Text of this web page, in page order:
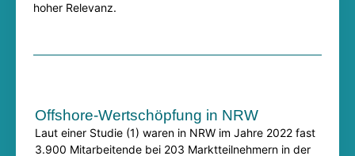
hoher Relevanz.
Offshore-Wertschöpfung in NRW​
Laut einer Studie (1) waren in NRW im Jahre 2022 fast
3.900 Mitarbeitende bei 203 Marktteilnehmern in der